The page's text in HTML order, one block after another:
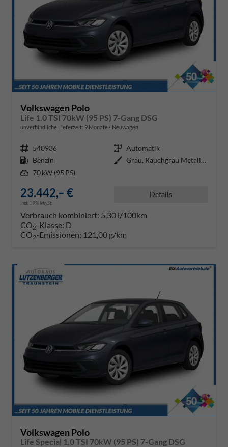
Volkswagen Polo
Life 1.0 TSI 70kW (95 PS) 7-Gang DSG
unverbindliche Lieferzeit: 9 Monate Neuwagen
Fahrzeugnr. 540936 Getriebe Automatik
Kraftstoff Benzin Außenfarbe
Grau, Rauchgrau Metallic (5W)
Leistung 70 kW (95 PS)
23.442,– €
incl. 19% MwSt.
Details
Verbrauch kombiniert: 5,30 l/100km
CO2-Klasse: D
CO2-Emissionen: 121,00 g/km
Volkswagen Polo
Life Special 1.0 TSI 70kW (95 PS) 7-Gang DSG